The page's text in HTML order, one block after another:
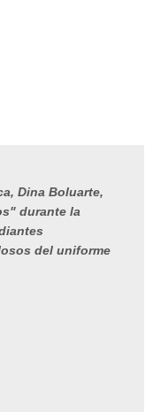
Dina Boluarte,
durante la
del uniforme